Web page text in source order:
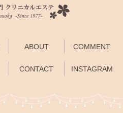
ABOUT COMMENT
CONTACT INSTAGRAM